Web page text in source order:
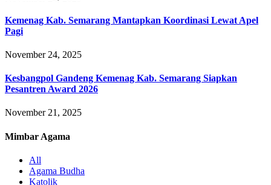
Kemenag Kab. Semarang Mantapkan Koordinasi Lewat Apel
Pagi
November 24, 2025
Kesbangpol Gandeng Kemenag Kab. Semarang Siapkan
Pesantren Award 2026
November 21, 2025
Mimbar Agama
All
Agama Budha
Katolik